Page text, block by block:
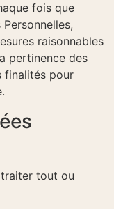
fois que
raisonnables
pertinence des
finalités pour
tout ou